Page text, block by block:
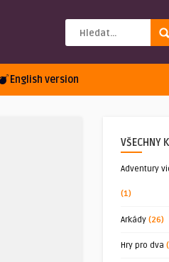
English version
VŠECHNY
Adventury
(1)
Arkády (26)
Hry pro dva